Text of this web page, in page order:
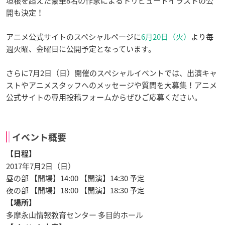
開も決定！
アニメ公式サイトのスペシャルページに6月20日（火） より毎
週火曜、金曜日に公開予定となっています。
さらに7月2日（日）開催のスペシャルイベントでは、出演キャ
ストやアニメスタッフへのメッセージや質問を大募集！アニメ
公式サイトの専用投稿フォームからぜひご応募ください。
イベント概要
【日程】
2017年7月2日（日）
昼の部 【開場】14:00 【開演】14:30 予定
夜の部 【開場】18:00 【開演】18:30 予定
【場所】
多摩永山情報教育センター 多目的ホール